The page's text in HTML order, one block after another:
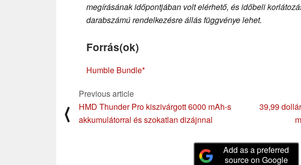
megírásának időpontjában volt elérhető, és időbeli
darabszámú rendelkezésre állás függvénye lehet.
Forrás(ok)
Humble Bundle
⟨
Previous article
HMD Thunder Pro kiszivárgott 6000 mAh-s
akkumulátorral és szokatlan dizájnnal
39,99
Add as a preferred
source on Google